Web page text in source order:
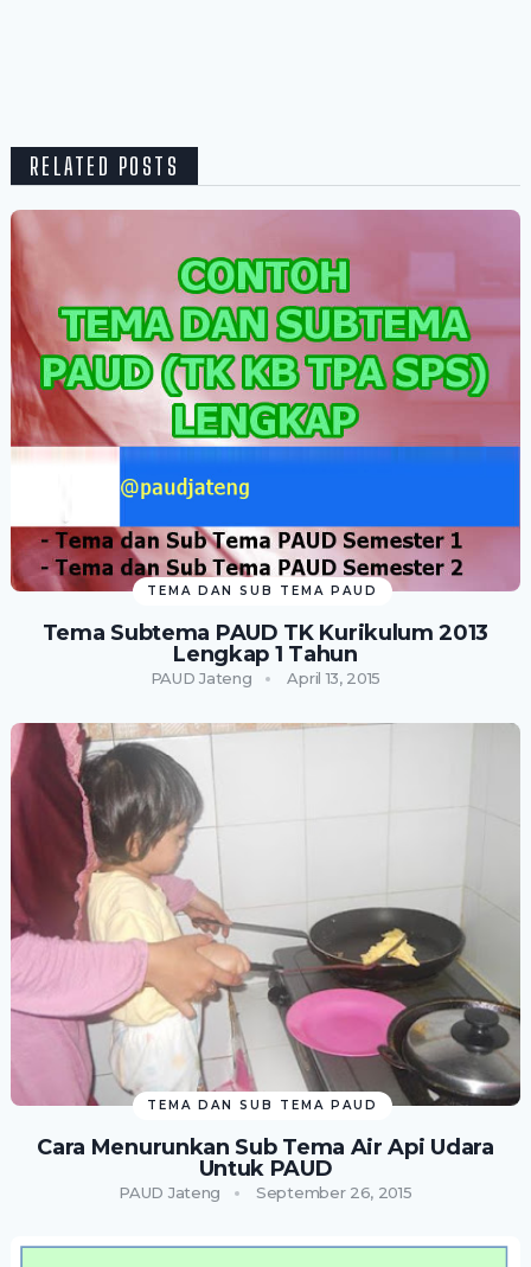
RELATED POSTS
TEMA DAN SUB TEMA PAUD
Tema Subtema PAUD TK Kurikulum 2013
Lengkap 1 Tahun
PAUD Jateng April 13, 2015
TEMA DAN SUB TEMA PAUD
Cara Menurunkan Sub Tema Air Api Udara
Untuk PAUD
PAUD Jateng September 26, 2015